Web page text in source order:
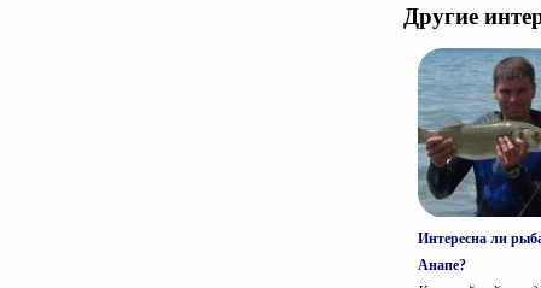
Другие
Интересна ли
Анапе?